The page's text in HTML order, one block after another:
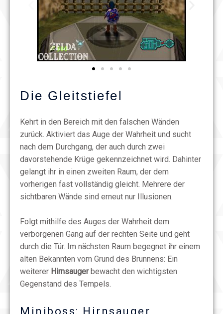
Die Gleitstiefel
Kehrt in den Bereich mit den falschen Wänden
zurück. Aktiviert das Auge der Wahrheit und sucht
nach dem Durchgang, der auch durch zwei
davorstehende Krüge gekennzeichnet wird. Dahinter
gelangt ihr in einen zweiten Raum, der dem
vorherigen fast vollständig gleicht. Mehrere der
sichtbaren Wände sind erneut nur Illusionen.
Folgt mithilfe des Auges der Wahrheit dem
verborgenen Gang auf der rechten Seite und geht
durch die Tür. Im nächsten Raum begegnet ihr einem
alten Bekannten vom Grund des Brunnens: Ein
weiterer Hirnsaugerbewacht den wichtigsten
Gegenstand des Tempels.
Miniboss: Hirnsauger